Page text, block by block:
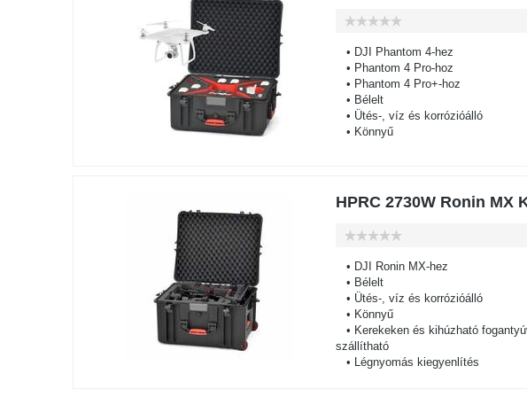
• DJI Phantom 4-hez
• Phantom 4 Pro-hoz
• Phantom 4 Pro+-hoz
• Bélelt
• Ütés-, víz és korrózióálló
• Könnyű
HPRC 2730W Ronin MX
• DJI Ronin MX-hez
• Bélelt
• Ütés-, víz és korrózióálló
• Könnyű
• Kerekeken és kihúzható
szállítható
• Légnyomás kiegyenlítés